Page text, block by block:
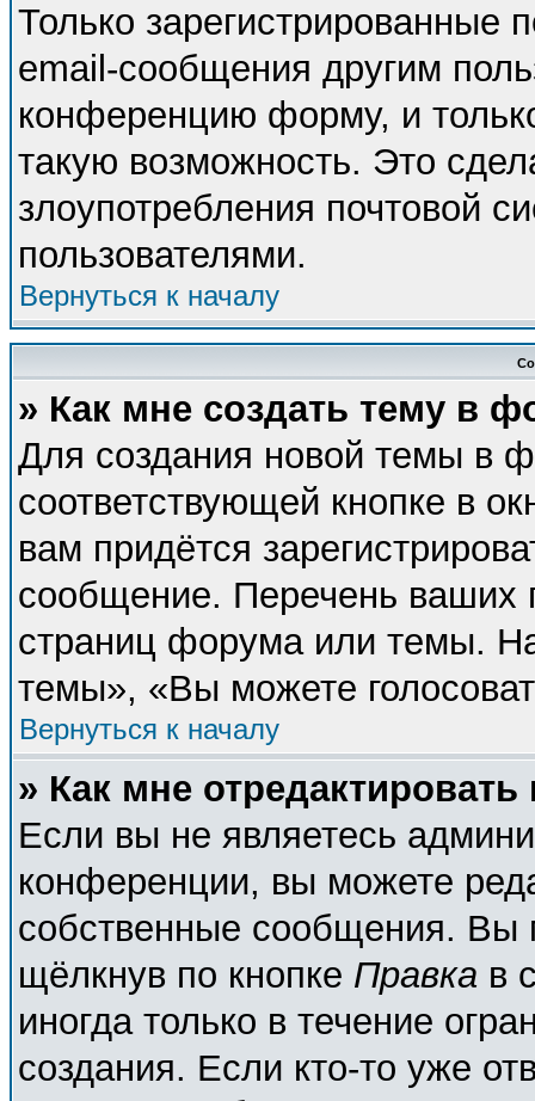
Только зарегистрированные
email-сообщения другим
конференцию форму, и
такую возможность. Это
злоупотребления почтовой
пользователями.
Вернуться к началу
» Как мне создать тему в
Для создания новой темы в
соответствующей кнопке в
вам придётся
сообщение. Перечень ваших
страниц форума или темы.
темы», «Вы можете
Вернуться к началу
» Как мне
Если вы не являетесь
конференции, вы можете
собственные сообщения. Вы
щёлкнув по кнопке Правка в
иногда только в течение
создания. Если кто-то уже